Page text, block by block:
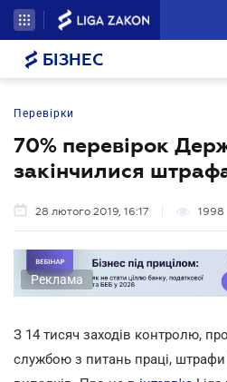
БІЗНЕС
Перевірки
70% перевірок
закінчилися
28 лютого 2019, 16:17 1998
Реклама
З 14 тисяч заходів контролю,
службою з питань праці,